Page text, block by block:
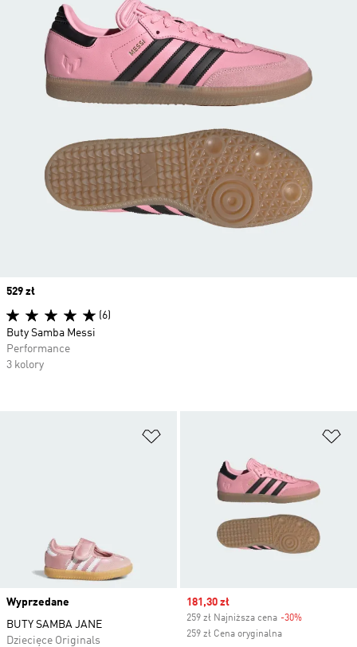
Wyprzedane
BUTY SAMBA JANE
Dziecięce Originals
Sale price
181,30 zł
259 zł Najniższa cena -30%
259 zł Cena oryginalna
Price
529 zł
(6)
Buty Samba Messi
Performance
3 kolory